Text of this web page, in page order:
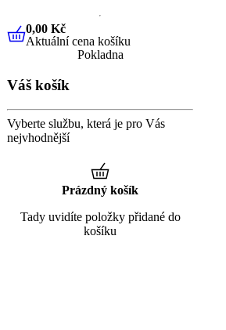
0,00 KčAktuální cena košíku
0,00 Kč
Aktuální cena košíku
Pokladna
Váš košík
Vyberte službu, která je pro Vás
nejvhodnější
Prázdný košík
Tady uvidíte položky přidané do
košíku